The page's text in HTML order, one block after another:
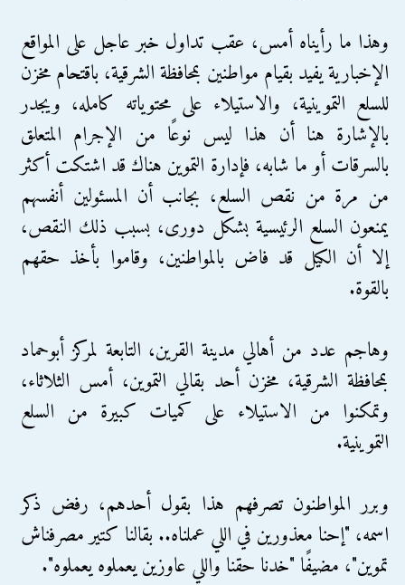
وهذا ما رأيناه أمس، عقب تداول خبر عاجل على المواقع
الإخبارية يفيد بقيام مواطنين بمحافظة الشرقية، باقتحام مخزن
للسلع التموينية، والاستيلاء على محتوياته كامله، ويجدر
بالإشارة هنا أن هذا ليس نوعًا من الإجرام المتعلق
بالسرقات أو ما شابه، فإدارة التموين هناك قد اشتكت أكثر
من مرة من نقص السلع، بجانب أن المسئولين أنفسهم
يمنعون السلع الرئيسية بشكل دورى، بسبب ذلك النقص،
إلا أن الكيل قد فاض بالمواطنين، وقاموا بأخذ حقهم
بالقوة.
وهاجم عدد من أهالي مدينة القرين، التابعة لمركز أبوحماد
بمحافظة الشرقية، مخزن أحد بقالي التموين، أمس الثلاثاء،
وتمكنوا من الاستيلاء على كميات كبيرة من السلع
التموينية.
وبرر المواطنون تصرفهم هذا بقول أحدهم، رفض ذكر
اسمه، "إحنا معذورين في اللي عملناه.. بقالنا كتير مصرفناش
تموين"، مضيفًا "خدنا حقنا واللي عاوزين يعملوه يعملوه".